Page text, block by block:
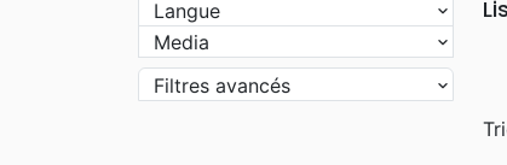
Langue
Media
Filtres avancés